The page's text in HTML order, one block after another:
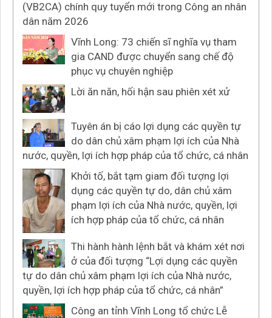
(VB2CA) chính quy tuyển mới trong Công an nhân
dân năm 2026
Vĩnh Long: 73 chiến sĩ nghĩa vụ tham
gia CAND được chuyển sang chế độ
phục vụ chuyên nghiệp
Lời ăn năn, hối hận sau phiên xét xử
Tuyên án bị cáo lợi dụng các quyền tự
do dân chủ xâm phạm lợi ích của Nhà
nước, quyền, lợi ích hợp pháp của tổ chức, cá nhân
Khởi tố, bắt tạm giam đối tượng lợi
dụng các quyền tự do, dân chủ xâm
phạm lợi ích của Nhà nước, quyền, lợi
ích hợp pháp của tổ chức, cá nhân
Thi hành hành lệnh bắt và khám xét nơi
ở của đối tượng “Lợi dụng các quyền
tự do dân chủ xâm phạm lợi ích của Nhà nước,
quyền, lợi ích hợp pháp của tổ chức, cá nhân”
Công an tỉnh Vĩnh Long tổ chức Lễ